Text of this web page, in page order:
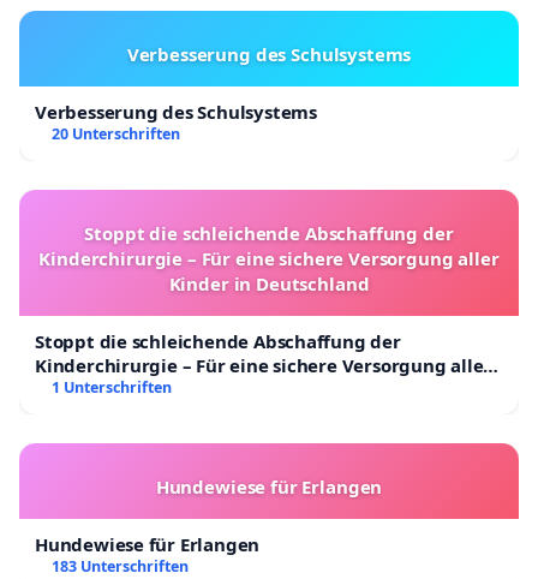
Verbesserung des Schulsystems
Verbesserung des Schulsystems
20 Unterschriften
Stoppt die schleichende Abschaffung der
Kinderchirurgie – Für eine sichere Versorgung aller
Kinder in Deutschland
Stoppt die schleichende Abschaffung der
Kinderchirurgie – Für eine sichere Versorgung aller
Kinder in Deutschland
1 Unterschriften
Hundewiese für Erlangen
Hundewiese für Erlangen
183 Unterschriften